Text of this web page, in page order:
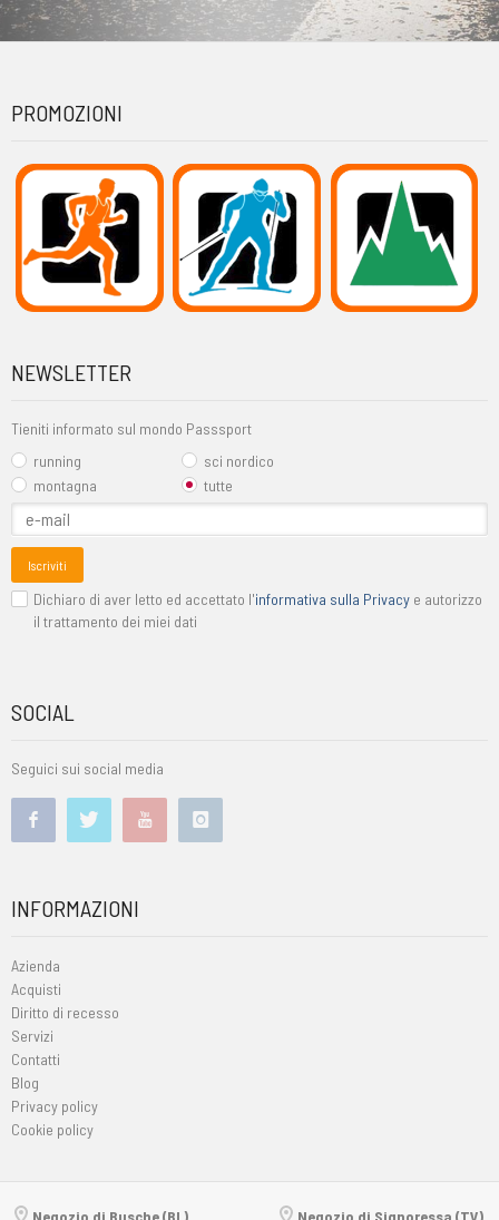
PROMOZIONI
NEWSLETTER
Tieniti informato sul mondo Passsport
running
sci nordico
montagna
tutte
Iscriviti
Dichiaro di aver letto ed accettato l'informativa sulla Privacy e autorizzo
il trattamento dei miei dati
SOCIAL
Seguici sui social media
INFORMAZIONI
Azienda
Acquisti
Diritto di recesso
Servizi
Contatti
Blog
Privacy policy
Cookie policy
Negozio di Busche (BL) Negozio di Signoressa (TV)